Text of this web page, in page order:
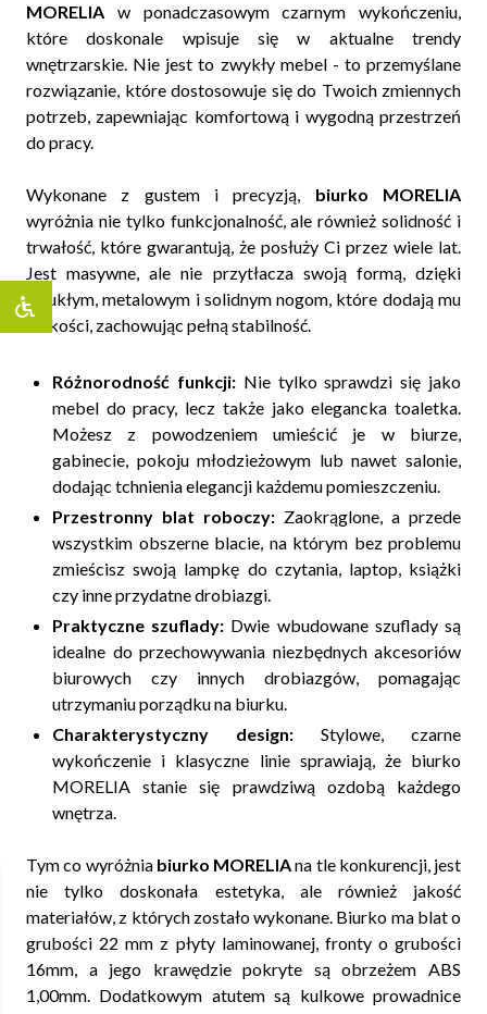
MORELIA w ponadczasowym czarnym wykończeniu,
które doskonale wpisuje się w aktualne trendy
wnętrzarskie. Nie jest to zwykły mebel - to przemyślane
rozwiązanie, które dostosowuje się do Twoich zmiennych
potrzeb, zapewniając komfortową i wygodną przestrzeń
do pracy.
Wykonane z gustem i precyzją, biurko MORELIA
wyróżnia nie tylko funkcjonalność, ale również solidność i
trwałość, które gwarantują, że posłuży Ci przez wiele lat.
Jest masywne, ale nie przytłacza swoją formą, dzięki
smukłym, metalowym i solidnym nogom, które dodają mu
lekkości, zachowując pełną stabilność.
Różnorodność funkcji: Nie tylko sprawdzi się jako
mebel do pracy, lecz także jako elegancka toaletka.
Możesz z powodzeniem umieścić je w biurze,
gabinecie, pokoju młodzieżowym lub nawet salonie,
dodając tchnienia elegancji każdemu pomieszczeniu.
Przestronny blat roboczy: Zaokrąglone, a przede
wszystkim obszerne blacie, na którym bez problemu
zmieścisz swoją lampkę do czytania, laptop, książki
czy inne przydatne drobiazgi.
Praktyczne szuflady: Dwie wbudowane szuflady są
idealne do przechowywania niezbędnych akcesoriów
biurowych czy innych drobiazgów, pomagając
utrzymaniu porządku na biurku.
Charakterystyczny design: Stylowe, czarne
wykończenie i klasyczne linie sprawiają, że biurko
MORELIA stanie się prawdziwą ozdobą każdego
wnętrza.
Tym co wyróżnia biurko MORELIAna tle konkurencji, jest
nie tylko doskonała estetyka, ale również jakość
materiałów, z których zostało wykonane. Biurko ma blat o
grubości 22 mm z płyty laminowanej, fronty o grubości
16mm, a jego krawędzie pokryte są obrzeżem ABS
1,00mm. Dodatkowym atutem są kulkowe prowadnice